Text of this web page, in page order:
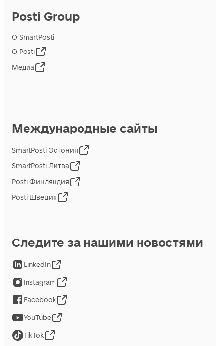
Posti Group
О SmartPosti
О Posti
Медиа
Международные сайты
SmartPosti Эстония
SmartPosti Литва
Posti Финляндия
Posti Швеция
Следите за нашими новостями
LinkedIn
Instagram
Facebook
YouTube
TikTok